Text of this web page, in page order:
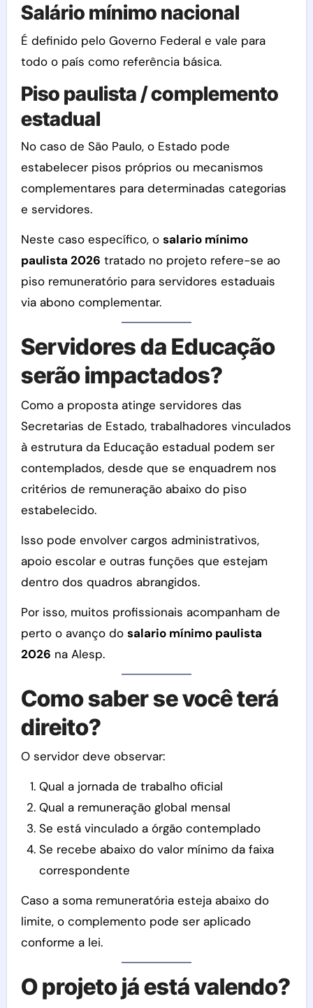
Salário mínimo nacional
É definido pelo Governo Federal e vale para
todo o país como referência básica.
Piso paulista / complemento
estadual
No caso de São Paulo, o Estado pode
estabelecer pisos próprios ou mecanismos
complementares para determinadas categorias
e servidores.
Neste caso específico, o salario mínimo
paulista 2026 tratado no projeto refere-se ao
piso remuneratório para servidores estaduais
via abono complementar.
Servidores da Educação
serão impactados?
Como a proposta atinge servidores das
Secretarias de Estado, trabalhadores vinculados
à estrutura da Educação estadual podem ser
contemplados, desde que se enquadrem nos
critérios de remuneração abaixo do piso
estabelecido.
Isso pode envolver cargos administrativos,
apoio escolar e outras funções que estejam
dentro dos quadros abrangidos.
Por isso, muitos profissionais acompanham de
perto o avanço do salario mínimo paulista
2026 na Alesp.
Como saber se você terá
direito?
O servidor deve observar:
Qual a jornada de trabalho oficial
Qual a remuneração global mensal
Se está vinculado a órgão contemplado
Se recebe abaixo do valor mínimo da faixa
correspondente
Caso a soma remuneratória esteja abaixo do
limite, o complemento pode ser aplicado
conforme a lei.
O projeto já está valendo?